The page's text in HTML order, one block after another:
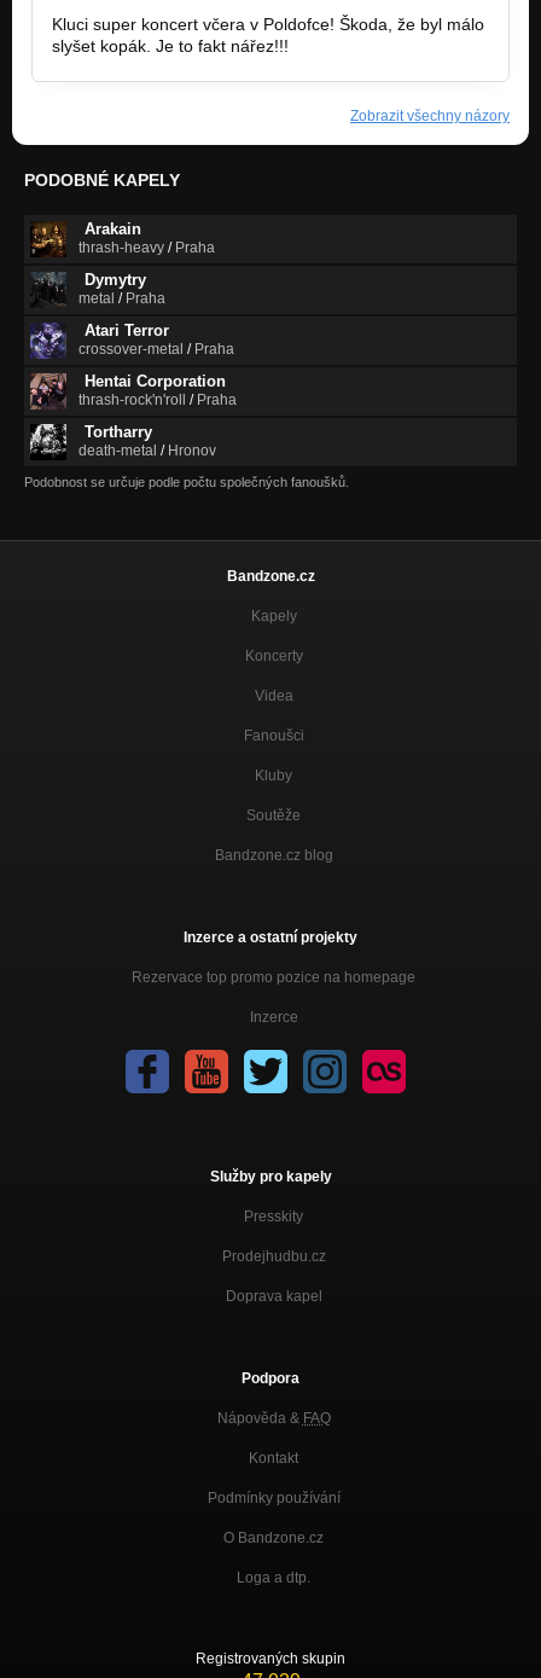
Kluci super koncert včera v Poldofce! Škoda, že byl málo
slyšet kopák. Je to fakt nářez!!!
Zobrazit všechny názory
PODOBNÉ KAPELY
Arakain
thrash-heavy / Praha
Dymytry
metal / Praha
Atari Terror
crossover-metal / Praha
Hentai Corporation
thrash-rock'n'roll / Praha
Tortharry
death-metal / Hronov
Podobnost se určuje podle počtu společných fanoušků.
Bandzone.cz
Kapely
Koncerty
Videa
Fanoušci
Kluby
Soutěže
Bandzone.cz blog
Inzerce a ostatní projekty
Rezervace top promo pozice na homepage
Inzerce
Služby pro kapely
Presskity
Prodejhudbu.cz
Doprava kapel
Podpora
Nápověda & FAQ
Kontakt
Podmínky používání
O Bandzone.cz
Loga a dtp.
Registrovaných skupin